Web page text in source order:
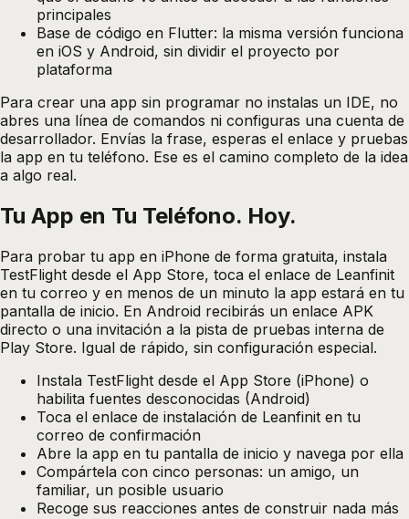
principales
Base de código en Flutter: la misma versión funciona
en iOS y Android, sin dividir el proyecto por
plataforma
Para crear una app sin programar no instalas un IDE, no
abres una línea de comandos ni configuras una cuenta de
desarrollador. Envías la frase, esperas el enlace y pruebas
la app en tu teléfono. Ese es el camino completo de la idea
a algo real.
Tu App en Tu Teléfono. Hoy.
Para probar tu app en iPhone de forma gratuita, instala
TestFlight desde el App Store, toca el enlace de Leanfinit
en tu correo y en menos de un minuto la app estará en tu
pantalla de inicio. En Android recibirás un enlace APK
directo o una invitación a la pista de pruebas interna de
Play Store. Igual de rápido, sin configuración especial.
Instala TestFlight desde el App Store (iPhone) o
habilita fuentes desconocidas (Android)
Toca el enlace de instalación de Leanfinit en tu
correo de confirmación
Abre la app en tu pantalla de inicio y navega por ella
Compártela con cinco personas: un amigo, un
familiar, un posible usuario
Recoge sus reacciones antes de construir nada más